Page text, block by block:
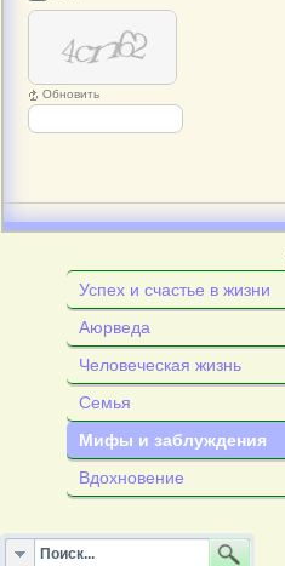
Обновить
Успех и счастье в жизни
Аюрведа
Человеческая жизнь
Семья
Мифы и заблуждения
Вдохновение